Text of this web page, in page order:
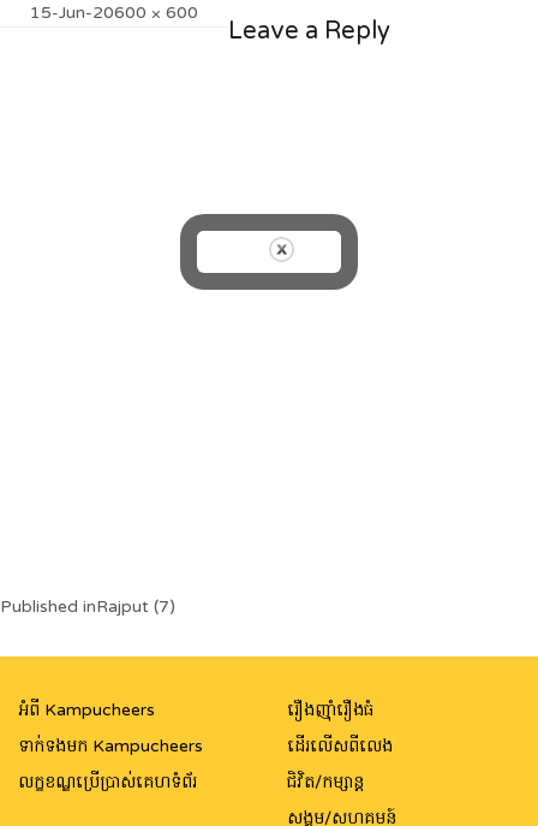
Posted
15-Jun-20Full
600 × 600
Leave a Reply
Post
navigation
Published inRajput (7)
អំពី Kampucheers
ទាក់ទងមក Kampucheers
លក្ខខណ្ឌប្រើប្រាស់គេហទំព័រ
រឿងញ៉ាំរឿងធំ
ដើរលើសពីលេង
ជិវិត/កម្សាន្ត
សង្គម/សហគមន៍